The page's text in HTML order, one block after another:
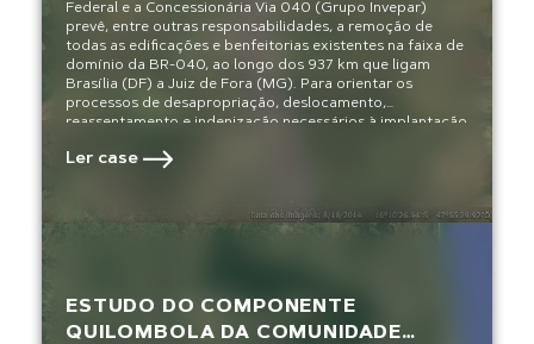
Federal e a Concessionária Via 040 (Grupo Invepar)
prevê, entre outras responsabilidades, a remoção de
todas as edificações e benfeitorias existentes na faixa de
domínio da BR-040, ao longo dos 937 km que ligam
Brasília (DF) a Juiz de Fora (MG). Para orientar os
processos de desapropriação, deslocamento,
reassentamento e indenização necessários à implantação
situação e as fragilidades de cada família e atividade
Ler case
ESTUDO DO COMPONENTE
QUILOMBOLA DA COMUNIDADE